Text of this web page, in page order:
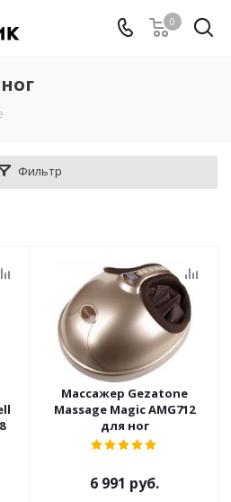
0
Фильтр
Массажер Gezatone
Massage Magic AMG712
для ног
6 991 руб.